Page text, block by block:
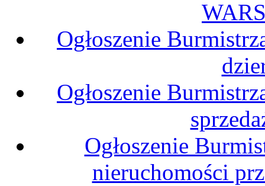
Ogłoszenie
Ogłoszenie
Ogłoszenie
nieruchomości